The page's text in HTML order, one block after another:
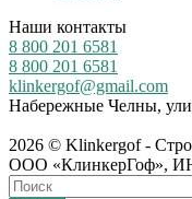
Наши контакты
8 800 201 6581
8 800 201 6581
klinkergof@gmail.com
Набережные Челны,
2026 © Klinkergof -
ООО «КлинкерГоф»,